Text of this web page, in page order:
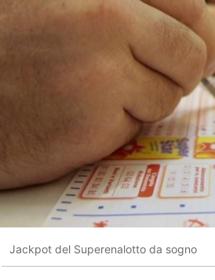
Jackpot del Superenalotto da sogno